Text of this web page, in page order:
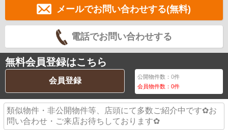
メールでお問い合わせする(無料)
電話でお問い合わせする
無料会員登録はこちら
会員登録 公開物件数：0件
会員物件数：0件
類似物件・非公開物件等、店頭にて多数ご紹介中です✿お
問い合わせ・ご来店お待ちしております✿